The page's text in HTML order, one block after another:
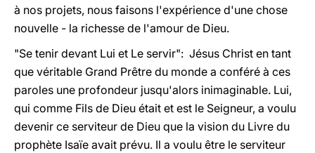
à nos projets, nous faisons l'expérience d'une chose
nouvelle - la richesse de l'amour de Dieu.
"Se tenir devant Lui et Le servir": Jésus Christ en tant
que véritable Grand Prêtre du monde a conféré à ces
paroles une profondeur jusqu'alors inimaginable. Lui,
qui comme Fils de Dieu était et est le Seigneur, a voulu
devenir ce serviteur de Dieu que la vision du Livre du
prophète Isaïe avait prévu. Il a voulu être le serviteur